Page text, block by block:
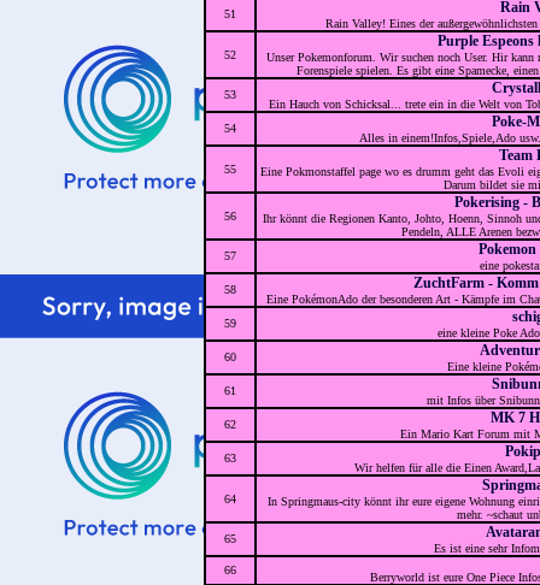
51 Rain
Rain Valley! Eines der
52
Purple
Unser Pokemonforum. Wir suchen noch User. Hir kann
Forenspiele spielen. Es gibt eine Spamecke,
53
Ein Hauch von Schicksal... trete ein in die Welt von
54
Poke-
Alles in einem!Infos,Spiele,Ado
55
Team
Eine Pokmonstaffel page wo es drumm geht das Evoli
Darum bildet sie
56
Pokerising -
Ihr könnt die Regionen Kanto, Johto, Hoenn, Sinnoh
Pendeln, ALLE Arenen
57
Pokemon
eine
58
ZuchtFarm -
Eine PokémonAdo der besonderen Art - Kämpfe im
59
eine kleine Poke
60
Eine kleine
61
mit Infos über
62
MK 7
Ein Mario Kart Forum mit
63
Wir helfen für alle die Einen
64
In Springmaus-city könnt ihr eure eigene Wohnung
mehr. ~schaut
65
Es ist eine sehr
66
Berryworld ist eure One Piece